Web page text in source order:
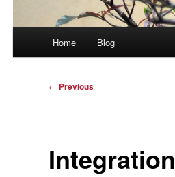
Home Blog
Post
← Previous
Integration